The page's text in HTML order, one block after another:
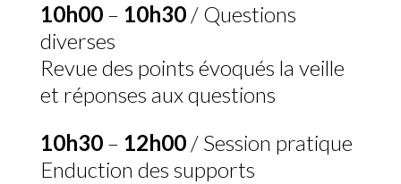
10h00– 10h30/ Questions
diverses
Revue des points évoqués la veille
et réponses aux questions
10h30– 12h00/ Session pratique
Enduction des supports